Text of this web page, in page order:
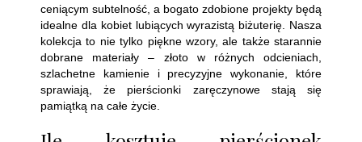
ceniącym subtelność, a bogato zdobione projekty będą
idealne dla kobiet lubiących wyrazistą biżuterię. Nasza
kolekcja to nie tylko piękne wzory, ale także starannie
dobrane materiały – złoto w różnych odcieniach,
szlachetne kamienie i precyzyjne wykonanie, które
sprawiają, że pierścionki zaręczynowe stają się
pamiątką na całe życie.